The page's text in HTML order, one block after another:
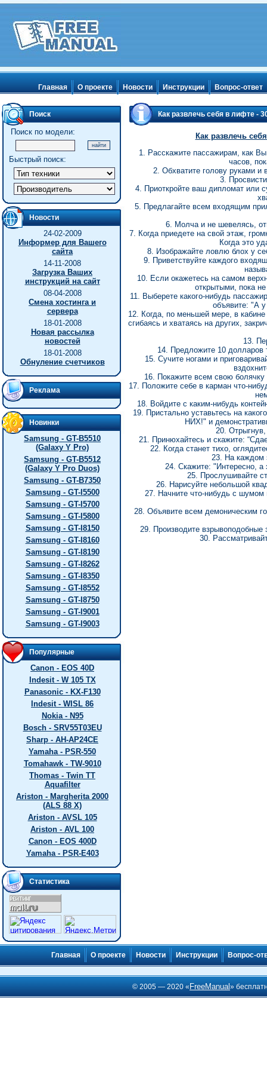
Главная О проекте Новости Инструкции Вопрос-ответ
Поиск
Поиск по модели:
Быстрый поиск:
Новости
24-02-2009
Информер для Вашего
сайта
14-11-2008
Загрузка Ваших
инструкций на сайт
08-04-2008
Смена хостинга и
сервера
18-01-2008
Новая рассылка
новостей
18-01-2008
Обнуление счетчиков
Реклама
Новинки
Samsung - GT-B5510
(Galaxy Y Pro)
Samsung - GT-B5512
(Galaxy Y Pro Duos)
Samsung - GT-B7350
Samsung - GT-I5500
Samsung - GT-I5700
Samsung - GT-I5800
Samsung - GT-I8150
Samsung - GT-I8160
Samsung - GT-I8190
Samsung - GT-I8262
Samsung - GT-I8350
Samsung - GT-I8552
Samsung - GT-I8750
Samsung - GT-I9001
Samsung - GT-I9003
Популярные
Canon - EOS 40D
Indesit - W 105 TX
Panasonic - KX-F130
Indesit - WISL 86
Nokia - N95
Bosch - SRV55T03EU
Sharp - AH-AP24CE
Yamaha - PSR-550
Tomahawk - TW-9010
Thomas - Twin TT
Aquafilter
Ariston - Margherita 2000
(ALS 88 X)
Ariston - AVSL 105
Ariston - AVL 100
Canon - EOS 400D
Yamaha - PSR-E403
Статистика
Как развлечь себя в лифте -
Как развлечь
1. Расскажите пассажирам, как
часов,
2. Обхватите голову руками и
3.
4. Приоткройте ваш дипломат или
5. Предлагайте всем входящим
6. Молча и не шевелясь,
7. Когда приедете на свой этаж,
Когда это
8. Изображайте ловлю блох у
9. Приветствуйте каждого
10. Если окажетесь на самом
открытыми, пока
11. Выберете какого-нибудь
объявите: "А
12. Когда, по меньшей мере, в
сгибаясь и хватаясь на других,
13.
14. Предложите 10 долларов
15. Сучите ногами и
16. Покажите всем свою
17. Положите себе в карман что-
18. Войдите с каким-нибудь
19. Пристально уставьтесь на
НИХ!" и
20.
21. Принюхайтесь и скажите:
22. Когда станет тихо,
23. На каждом
24. Скажите: "Интересно, а
25. Прослушивайте
26. Нарисуйте небольшой
27. Начните что-нибудь с шумом
28. Объявите всем демоническим
29. Производите взрывоподобные
30.
Главная О проекте Новости Инструкции Вопрос-
© 2005 — 2020 « FreeManual»